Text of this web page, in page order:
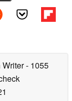
Writer- 1055